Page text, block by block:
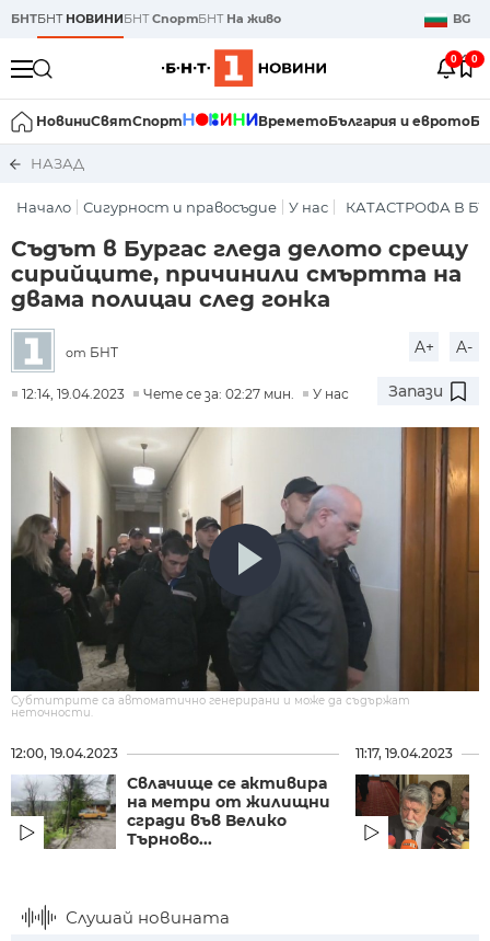
БНТБНТ НОВИНИБНТСпортБНТ На живо BG
0 0
НовиниСвятСпорт ВреметоБългария и еврото
НАЗАД
Начало Сигурност и правосъдие У нас КАТАСТРОФА В
Съдът в Бургас гледа делото срещу
сирийците, причинили смъртта на
двама полицаи след гонка
от БНТ A+ A-
12:14, 19.04.2023 Чете се за: 02:27 мин. У нас Запази
Субтитрите са автоматично генерирани и може да съдържат
неточности.
12:00, 19.04.2023
Свлачище се активира
на метри от жилищни
сгради във Велико
Търново...
11:17, 19.04.2023
Слушай новината